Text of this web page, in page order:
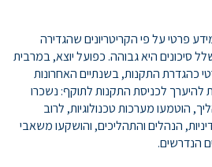
פרטי על פי הקריטריונים שהגדירה
סיכונים היא גבוהה. כפועל יוצא, במרבית
כהגדרת התקנות, בשנתיים האחרונות
להיערך לכניסת התקנות לתוקף: נשכרו
הוטמעו מערכות טכנולוגיות, לרוב
הנהלים והתהליכים, והושקעו משאבי
הנדרשים.